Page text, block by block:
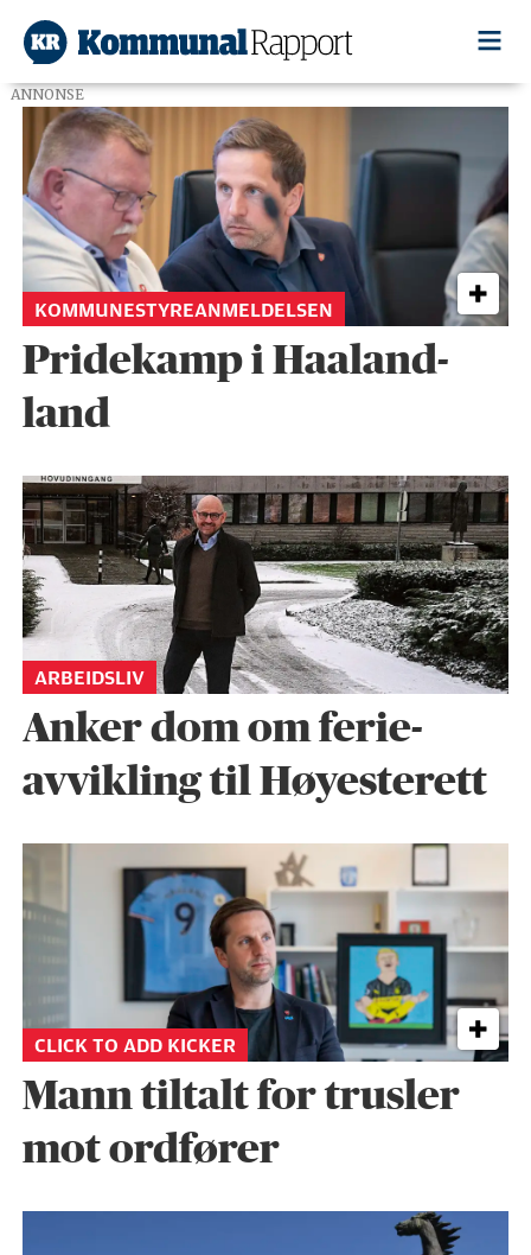
Tag:
time
kommune
ANNONSE
KOMMUNESTYREANMELDELSEN
Pridekamp i Haaland-
land
ARBEIDSLIV
Anker dom om ferie­
avvikling til Høyesterett
CLICK TO ADD KICKER
Mann tiltalt for trusler
mot ordfører